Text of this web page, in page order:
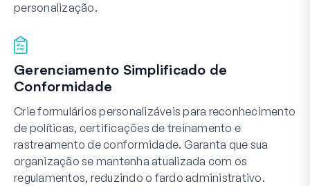
personalização.
Gerenciamento Simplificado de
Conformidade
Crie formulários personalizáveis para reconhecimento
de políticas, certificações de treinamento e
rastreamento de conformidade. Garanta que sua
organização se mantenha atualizada com os
regulamentos, reduzindo o fardo administrativo.